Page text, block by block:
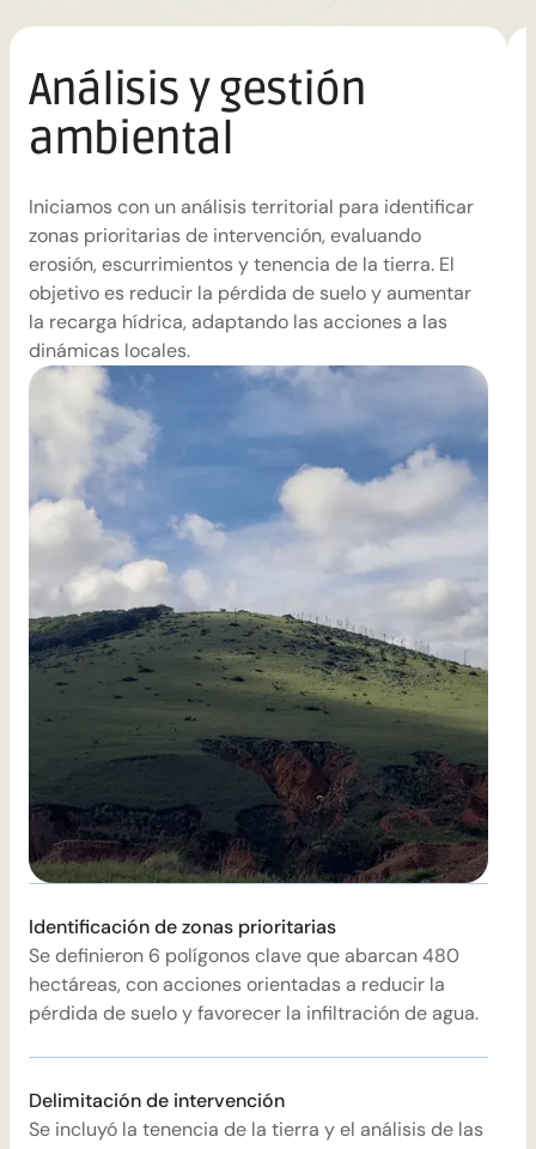
Análisis y gestión
ambiental
Iniciamos con un análisis territorial para identificar
zonas prioritarias de intervención, evaluando
erosión, escurrimientos y tenencia de la tierra. El
objetivo es reducir la pérdida de suelo y aumentar
la recarga hídrica, adaptando las acciones a las
dinámicas locales.
Identificación de zonas prioritarias
Se definieron 6 polígonos clave que abarcan 480
hectáreas, con acciones orientadas a reducir la
pérdida de suelo y favorecer la infiltración de agua.
Delimitación de intervención
Se incluyó la tenencia de la tierra y el análisis de las